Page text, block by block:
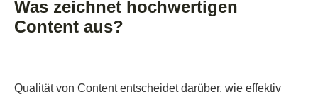
Was zeichnet hochwertigen
Content aus?
Qualität von Content entscheidet darüber, wie effektiv